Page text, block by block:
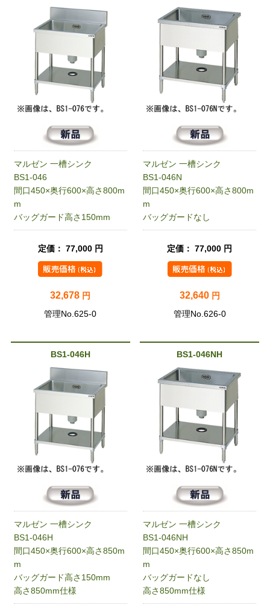
マルゼン 一槽シンク
BS1-046
間口450×奥行600×高さ800m
m
バッグガード高さ150mm
定価： 77,000 円
32,678 円
管理No.625-0
マルゼン 一槽シンク
BS1-046N
間口450×奥行600×高さ800m
m
バッグガードなし
定価： 77,000 円
32,640 円
管理No.626-0
BS1-046H
マルゼン 一槽シンク
BS1-046H
間口450×奥行600×高さ850m
m
バッグガード高さ150mm
高さ850mm仕様
BS1-046NH
マルゼン 一槽シンク
BS1-046NH
間口450×奥行600×高さ850m
m
バッグガードなし
高さ850mm仕様